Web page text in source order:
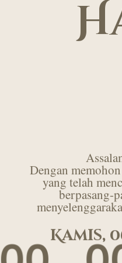
Dengan
yang telah
berpasang-
Kamis,